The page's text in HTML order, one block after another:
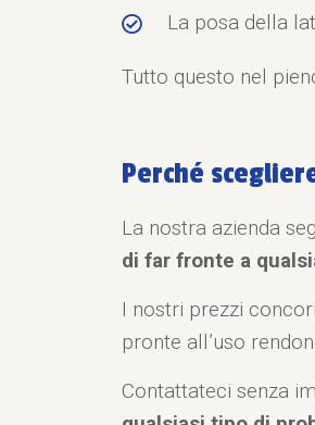
La posa della
Tutto questo nel
Perché
La nostra azienda
di far fronte a
I nostri prezzi
pronte all’uso
Contattateci senza